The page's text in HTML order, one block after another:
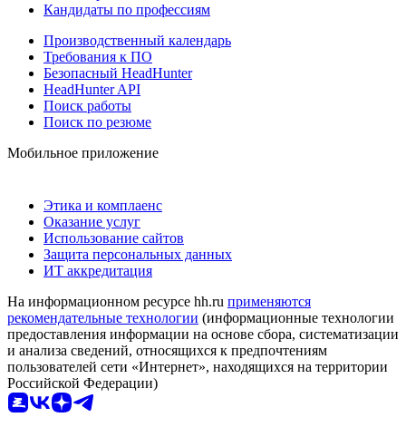
Кандидаты по профессиям
Производственный календарь
Требования к ПО
Безопасный HeadHunter
HeadHunter API
Поиск работы
Поиск по резюме
Мобильное приложение
Этика и комплаенс
Оказание услуг
Использование сайтов
Защита персональных данных
ИТ аккредитация
На информационном ресурсе hh.ru применяются
рекомендательные технологии (информационные технологии
предоставления информации на основе сбора, систематизации
и анализа сведений, относящихся к предпочтениям
пользователей сети «Интернет», находящихся на территории
Российской Федерации)